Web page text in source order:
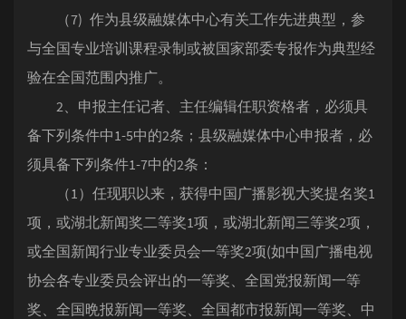
（7) 作为县级融媒体中心有关工作先进典型，参
与全国专业培训课程录制或被国家部委专报作为典型经
验在全国范围内推广。
2、申报主任记者、主任编辑任职资格者，必须具
备下列条件中1-5中的2条；县级融媒体中心申报者，必
须具备下列条件1-7中的2条：
（1）任现职以来，获得中国广播影视大奖提名奖1
项，或湖北新闻奖二等奖1项，或湖北新闻三等奖2项，
或全国新闻行业专业委员会一等奖2项(如中国广播电视
协会各专业委员会评出的一等奖、全国党报新闻一等
奖、全国晩报新闻一等奖、全国都市报新闻一等奖、中